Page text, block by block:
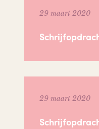
29 maart 2020
29 maart 2020